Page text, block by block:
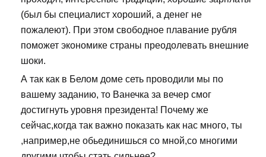
(был бы специалист хороший, а денег не
пожалеют). При этом свободное плавание рубля
поможет экономике страны преодолевать внешние
шоки.
А так как в Белом доме сеть проводили мы по
вашему заданию, то Ванечка за вечер смог
достигнуть уровня президента! Почему же
сейчас,когда так важно показать как нас много, ты
,например,не обьединишься со мной,со многими